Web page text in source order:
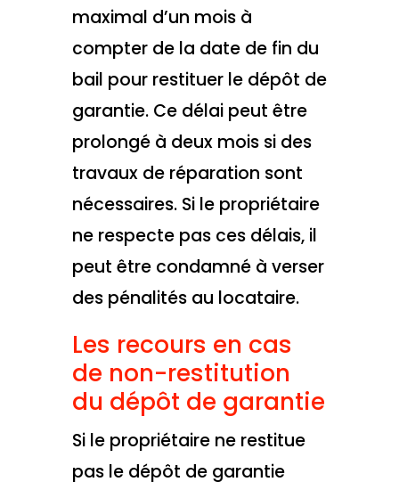
maximal d’un mois à
compter de la date de fin du
bail pour restituer le dépôt de
garantie. Ce délai peut être
prolongé à deux mois si des
travaux de réparation sont
nécessaires. Si le propriétaire
ne respecte pas ces délais, il
peut être condamné à verser
des pénalités au locataire.
Les recours en cas
de non-restitution
du dépôt de garantie
Si le propriétaire ne restitue
pas le dépôt de garantie